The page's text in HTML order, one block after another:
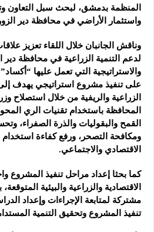
المنظمة بدمشق، لبحث سبل التعاون
واستثمار الأراضي في محافظة دير
وناقش الجانبان خلال اللقاء تعزيز
لدعم التنمية الزراعية في محافظة دير
والاستراتيجية التي تعمل عليها
على تنفيذ مشروع استراتيجي يهدف
المحافظة باستخدام تقنيات الري
القمح والبقوليات والذرة الصفراء،
ومكافحة التصحر، ورفع كفاءة استخدام
الاقتصادي والاجتماعي.
كما بحثا إعداد مراحل تنفيذ المشروع
الاقتصادية والزراعية والبيئية
مشتركة لمتابعة الإجراءات وإعداد
تنفيذ المشروع وتحقيق التنمية